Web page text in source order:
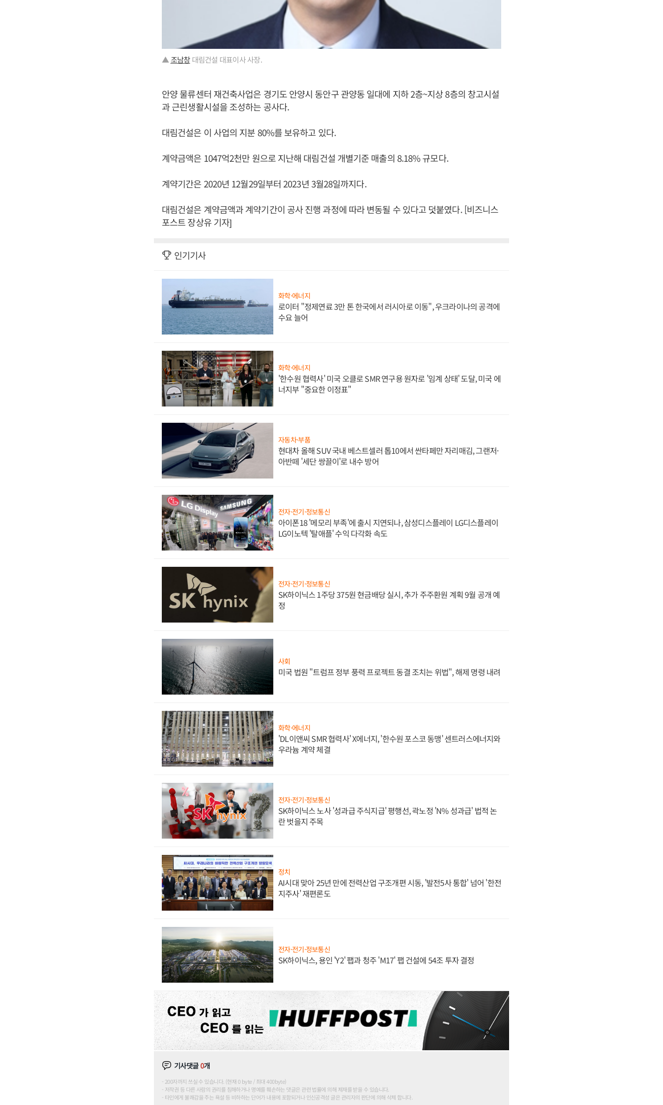
▲조남창대림건설 대표이사 사장.
안양 물류센터 재건축사업은 경기도 안양시 동안구 관양동 일대에 지하 2층~지상 8층의 창고시설
과 근린생활시설을 조성하는 공사다.
대림건설은 이 사업의 지분 80%를 보유하고 있다.
계약금액은 1047억2천만 원으로 지난해 대림건설 개별기준 매출의 8.18% 규모다.
계약기간은 2020년 12월29일부터 2023년 3월28일까지다.
대림건설은 계약금액과 계약기간이 공사 진행 과정에 따라 변동될 수 있다고 덧붙였다. [비즈니스
포스트 장상유 기자]
인기기사
화학·에너지
로이터 "정제연료 3만 톤 한국에서 러시아로 이동", 우크라이나의 공격에
수요 늘어
화학·에너지
'한수원 협력사' 미국 오클로 SMR 연구용 원자로 '임계 상태' 도달, 미국 에
너지부 "중요한 이정표"
자동차·부품
현대차 올해 SUV 국내 베스트셀러 톱10에서 싼타페만 자리매김, 그랜저·
아반떼 '세단 쌍끌이'로 내수 방어
전자·전기·정보통신
아이폰18 '메모리 부족'에 출시 지연되나, 삼성디스플레이 LG디스플레이
LG이노텍 '탈애플' 수익 다각화 속도
전자·전기·정보통신
SK하이닉스 1주당 375원 현금배당 실시, 추가 주주환원 계획 9월 공개 예
정
사회
미국 법원 "트럼프 정부 풍력 프로젝트 동결 조치는 위법", 해제 명령 내려
화학·에너지
'DL이앤씨 SMR 협력사' X에너지, '한수원 포스코 동맹' 센트러스에너지와
우라늄 계약 체결
전자·전기·정보통신
SK하이닉스 노사 '성과급 주식지급' 평행선, 곽노정 'N% 성과급' 법적 논
란 벗을지 주목
정치
AI시대 맞아 25년 만에 전력산업 구조개편 시동, '발전5사 통합' 넘어 '한전
지주사' 재편론도
전자·전기·정보통신
SK하이닉스, 용인 'Y2' 팹과 청주 'M17' 팹 건설에 54조 투자 결정
기사댓글0개
200자까지 쓰실 수 있습니다. (현재 0 byte / 최대 400byte)
저작권 등 다른 사람의 권리를 침해하거나 명예를 훼손하는 댓글은 관련 법률에 의해 제재를 받을 수 있습니다.
타인에게 불쾌감을 주는 욕설 등 비하하는 단어가 내용에 포함되거나 인신공격성 글은 관리자의 판단에 의해 삭제 합니다.